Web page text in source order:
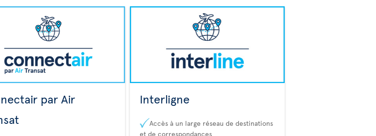
par Air
Interligne
Accès à un large réseau de destinations
et de correspondances